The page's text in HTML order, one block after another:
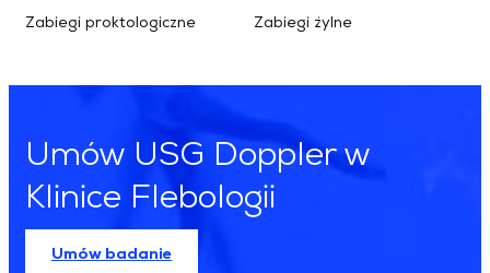
Zabiegi proktologiczne Zabiegi żylne
Umów USG Doppler w
Klinice Flebologii
Umów badanie